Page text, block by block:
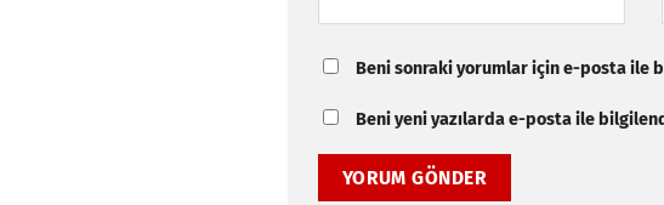
Beni sonraki yorumlar için e-posta ile
Beni yeni yazılarda e-posta ile